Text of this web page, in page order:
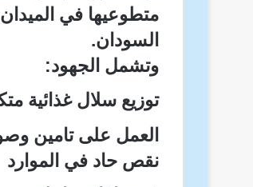
متطوعيها في
السودان.
وتشمل الجهود:
توزيع سلال غذائية
العمل على تامين
نقص حاد في الموارد